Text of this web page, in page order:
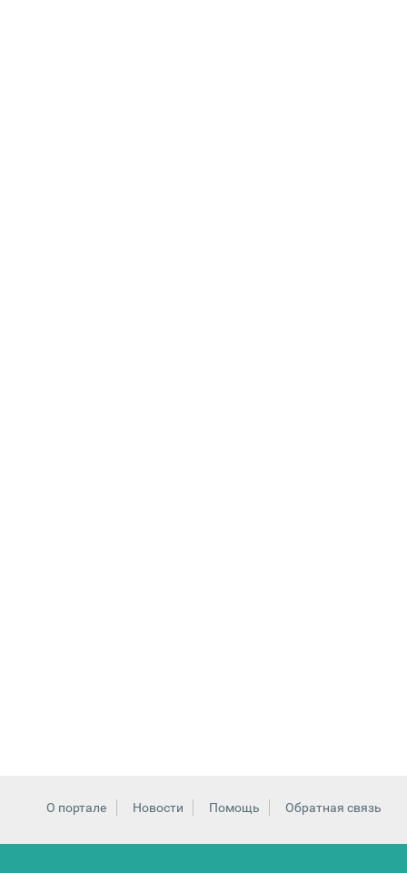
О портале Новости Помощь Обратная связь